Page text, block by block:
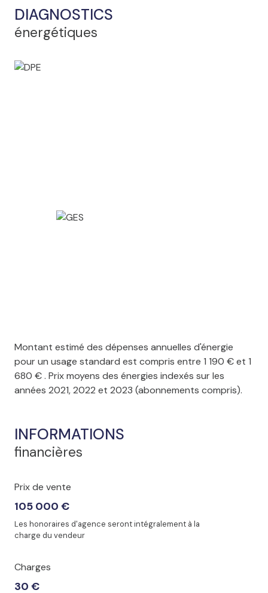
DIAGNOSTICS
énergétiques
Montant estimé des dépenses annuelles d'énergie
pour un usage standard est compris entre 1 190 € et 1
680 € . Prix moyens des énergies indexés sur les
années 2021, 2022 et 2023 (abonnements compris).
INFORMATIONS
financières
Prix de vente
105 000 €
Les honoraires d'agence seront intégralement à la
charge du vendeur
Charges
30 €